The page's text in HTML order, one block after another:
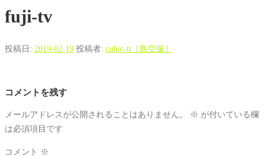
fuji-tv
投稿日: 2019-02-19 投稿者: cubic-tt［島空撮］
コメントを残す
メールアドレスが公開されることはありません。 ※ が付いている欄
は必須項目です
コメント ※